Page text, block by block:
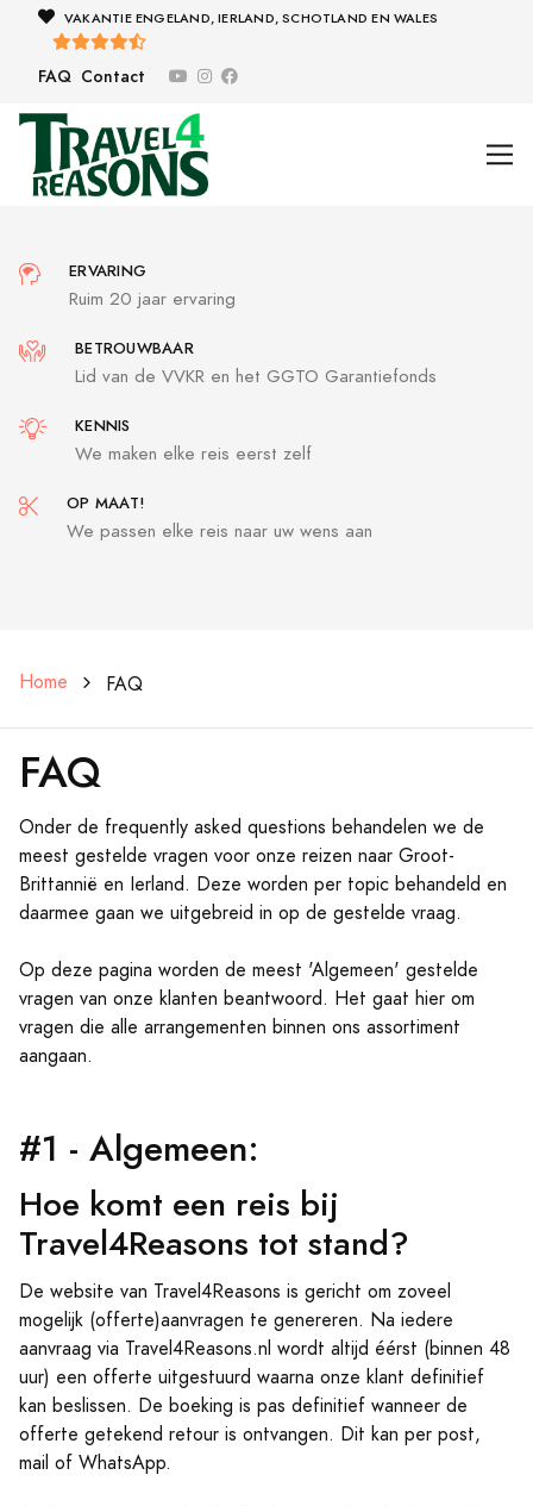
VAKANTIE ENGELAND, IERLAND, SCHOTLAND EN WALES
FAQ Contact
ERVARING
Ruim 20 jaar ervaring
BETROUWBAAR
Lid van de VVKR en het GGTO Garantiefonds
KENNIS
We maken elke reis eerst zelf
OP MAAT!
We passen elke reis naar uw wens aan
Home FAQ
FAQ
Onder de frequently asked questions behandelen we de
meest gestelde vragen voor onze reizen naar Groot-
Brittannië en Ierland. Deze worden per topic behandeld en
daarmee gaan we uitgebreid in op de gestelde vraag.
Op deze pagina worden de meest 'Algemeen' gestelde
vragen van onze klanten beantwoord. Het gaat hier om
vragen die alle arrangementen binnen ons assortiment
aangaan.
#1 - Algemeen:
Hoe komt een reis bij
Travel4Reasons tot stand?
De website van Travel4Reasons is gericht om zoveel
mogelijk (offerte)aanvragen te genereren. Na iedere
aanvraag via Travel4Reasons.nl wordt altijd éérst (binnen 48
uur) een offerte uitgestuurd waarna onze klant definitief
kan beslissen. De boeking is pas definitief wanneer de
offerte getekend retour is ontvangen. Dit kan per post,
mail of WhatsApp.